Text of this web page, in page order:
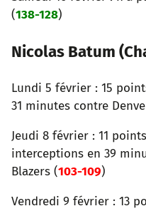
(138-128)
Nicolas Batum
Lundi 5 février : 15
31 minutes contre
Jeudi 8 février : 11
interceptions en 39
Blazers (103-109)
Vendredi 9 février : 13